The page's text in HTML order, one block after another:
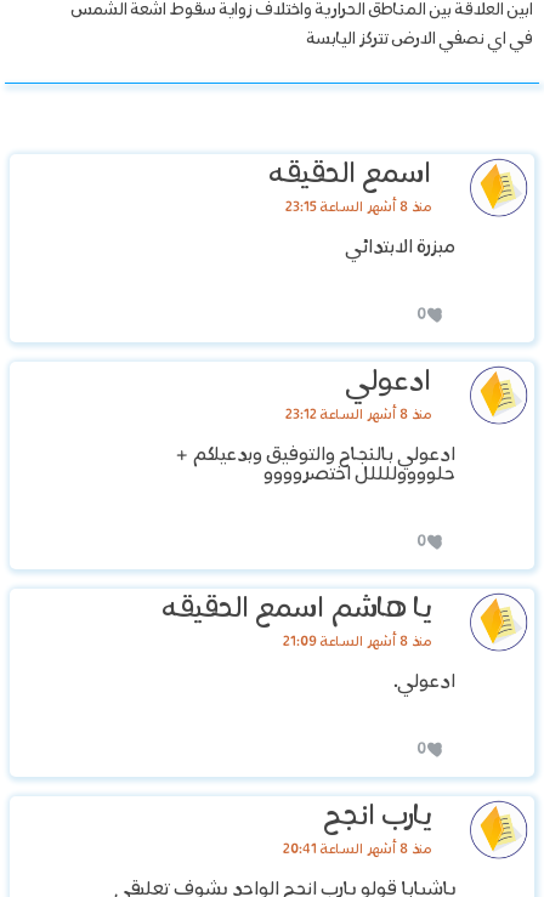
ابين العلاقة بين المناطق الحرارية واختلاف زواية سقوط اشعة الشمس
في اي نصفي الارض تتركز اليابسة
اسمع الحقيقه
منذ 8 أشهر الساعة 23:15
مبزرة الابتدائي
0
ادعولي
منذ 8 أشهر الساعة 23:12
ادعولي بالنجاح والتوفيق وبدعيلكم +
حلووووللللل اختصروووو
0
يا هاشم اسمع الحقيقه
منذ 8 أشهر الساعة 21:09
ادعولي.
0
يارب انجح
منذ 8 أشهر الساعة 20:41
ياشبابا قولو يارب انجح الواحد يشوف تعليقي